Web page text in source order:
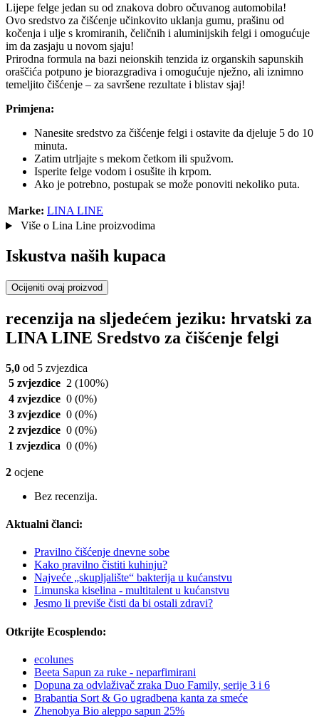
Lijepe felge jedan su od znakova dobro očuvanog automobila!
Ovo sredstvo za čišćenje učinkovito uklanja gumu, prašinu od
kočenja i ulje s kromiranih, čeličnih i aluminijskih felgi i omogućuje
im da zasjaju u novom sjaju!
Prirodna formula na bazi neionskih tenzida iz organskih sapunskih
oraščića potpuno je biorazgradiva i omogućuje nježno, ali iznimno
temeljito čišćenje – za savršene rezultate i blistav sjaj!
Primjena:
Nanesite sredstvo za čišćenje felgi i ostavite da djeluje 5 do 10
minuta.
Zatim utrljajte s mekom četkom ili spužvom.
Isperite felge vodom i osušite ih krpom.
Ako je potrebno, postupak se može ponoviti nekoliko puta.
Marke: LINA LINE
Više o Lina Line proizvodima
Iskustva naših kupaca
Ocijeniti ovaj proizvod
recenzija na sljedećem jeziku: hrvatski za
LINA LINE Sredstvo za čišćenje felgi
5,0 od 5 zvjezdica
5 zvjezdice 2 (100%)
4 zvjezdice 0 (0%)
3 zvjezdice 0 (0%)
2 zvjezdice 0 (0%)
1 zvjezdica 0 (0%)
2 ocjene
Bez recenzija.
Aktualni članci:
Pravilno čišćenje dnevne sobe
Kako pravilno čistiti kuhinju?
Najveće „skupljalište“ bakterija u kućanstvu
Limunska kiselina - multitalent u kućanstvu
Jesmo li previše čisti da bi ostali zdravi?
Otkrijte Ecosplendo:
ecolunes
Beeta Sapun za ruke - neparfimirani
Dopuna za odvlaživač zraka Duo Family, serije 3 i 6
Brabantia Sort & Go ugradbena kanta za smeće
Zhenobya Bio aleppo sapun 25%